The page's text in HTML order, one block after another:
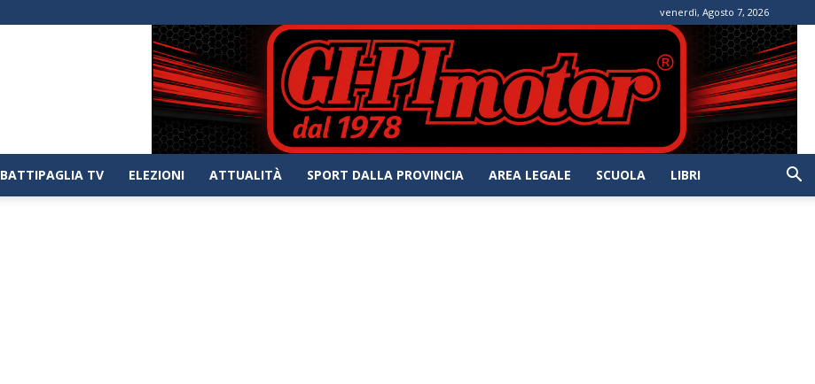
venerdì, Agosto 7, 2026
BATTIPAGLIA TV ELEZIONI ATTUALITÀ SPORT DALLA PROVINCIA AREA LEGALE SCUOLA LIBRI